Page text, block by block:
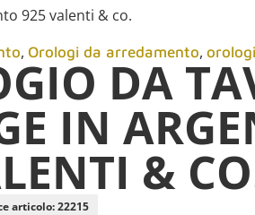
925 valenti & co.
, Orologi da arredamento,
DA
IN
&
articolo: 22215